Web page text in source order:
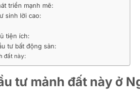
triển mạnh mẽ:
sinh lời cao:
tiện ích:
tư bất động sản:
đất này:
tư mảnh đất này ở